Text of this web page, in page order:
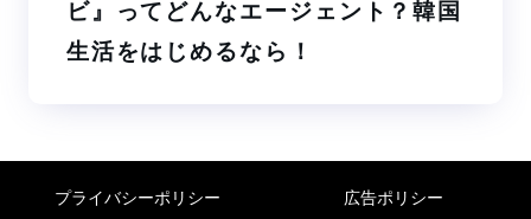
ビ』ってどんなエージェント？韓国
生活をはじめるなら！
プライバシーポリシー
広告ポリシー